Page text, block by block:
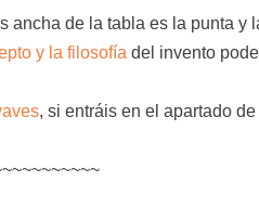
ancha de la tabla es la punta y
y la filosofía del invento
, si entráis en el apartado de